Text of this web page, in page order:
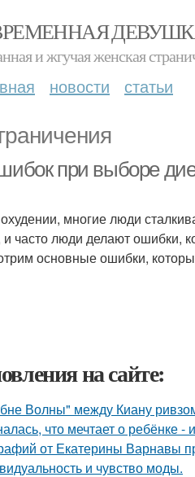
и жгучая женская
новости статьи
при выборе
многие люди
и часто люди делают ошибки,
основные ошибки,
на сайте:
Волны" между Киану
что мечтает о ребёнке -
от Екатерины Варнавы
и чувство моды.